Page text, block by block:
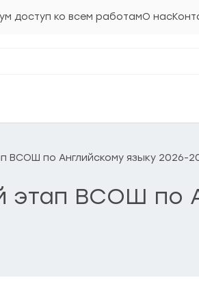
доступ ко всем работамО нас
ВСОШ по Английскому языку 2026-
этап ВСОШ по